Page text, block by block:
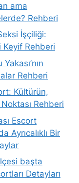
ama
Rehberi
İşçiliği:
Keyif Rehberi
Rehberi
Kültürün,
Rehberi
Escort
Ayrıcalıklı Bir
başta
Detayları